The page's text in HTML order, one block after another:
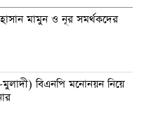
মামুন ও নূর সমর্থকদের
বিএনপি মনোনয়ন নিয়ে